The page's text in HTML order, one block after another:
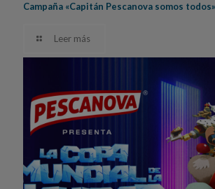
Campaña «Capitán Pescanova somos
Leer más